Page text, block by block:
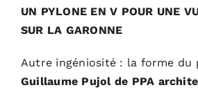
UN PYLONE EN V POUR UNE
SUR LA GARONNE
Autre ingéniosité : la forme du
Guillaume Pujol de PPA